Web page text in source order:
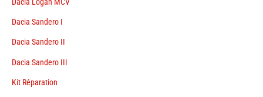
Dacia Sandero I
Dacia Sandero II
Dacia Sandero III
Kit Réparation